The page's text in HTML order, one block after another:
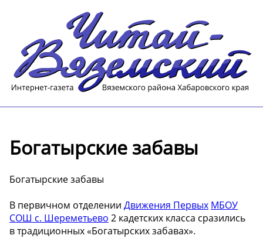
Богатырские забавы
Богатырские забавы
В первичном отделении Движения Первых МБОУ
СОШ с. Шереметьево 2 кадетских класса сразились
в традиционных «Богатырских забавах».